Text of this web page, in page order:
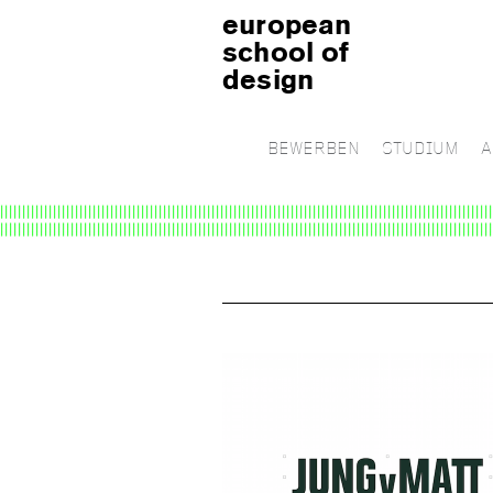
european
school of
design
BEWERBEN STUDIUM